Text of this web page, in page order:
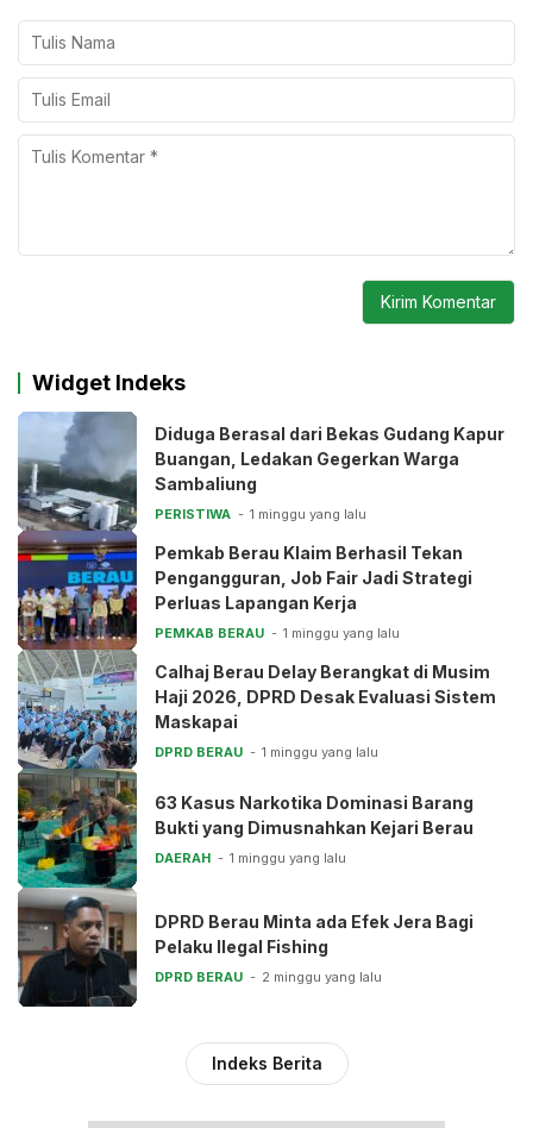
Widget Indeks
Diduga Berasal dari Bekas Gudang Kapur
Buangan, Ledakan Gegerkan Warga
Sambaliung
PERISTIWA 1 minggu yang lalu
Pemkab Berau Klaim Berhasil Tekan
Pengangguran, Job Fair Jadi Strategi
Perluas Lapangan Kerja
PEMKAB BERAU 1 minggu yang lalu
Calhaj Berau Delay Berangkat di Musim
Haji 2026, DPRD Desak Evaluasi Sistem
Maskapai
DPRD BERAU 1 minggu yang lalu
63 Kasus Narkotika Dominasi Barang
Bukti yang Dimusnahkan Kejari Berau
DAERAH 1 minggu yang lalu
DPRD Berau Minta ada Efek Jera Bagi
Pelaku Ilegal Fishing
DPRD BERAU 2 minggu yang lalu
Indeks Berita